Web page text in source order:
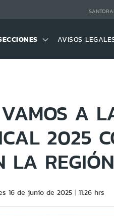
AVISOS
A
2025
LA
16 de junio de 2025 11:26 hrs